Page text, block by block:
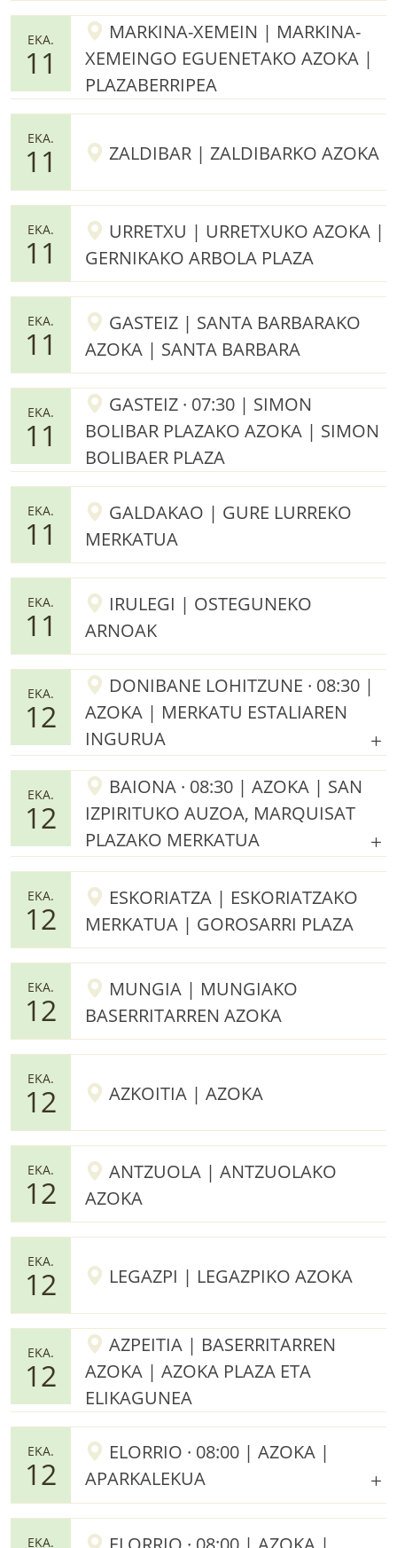
EKA.
11
MARKINA-XEMEIN | MARKINA-
XEMEINGO EGUENETAKO AZOKA |
PLAZABERRIPEA
EKA.
11 ZALDIBAR | ZALDIBARKO AZOKA
EKA.
11
URRETXU | URRETXUKO AZOKA |
GERNIKAKO ARBOLA PLAZA
EKA.
11
GASTEIZ | SANTA BARBARAKO
AZOKA | SANTA BARBARA
EKA.
11
GASTEIZ · 07:30 | SIMON
BOLIBAR PLAZAKO AZOKA | SIMON
BOLIBAER PLAZA
EKA.
11
GALDAKAO | GURE LURREKO
MERKATUA
EKA.
11
IRULEGI | OSTEGUNEKO
ARNOAK
EKA.
12
DONIBANE LOHITZUNE · 08:30 |
AZOKA | MERKATU ESTALIAREN
INGURUA
EKA.
12
BAIONA · 08:30 | AZOKA | SAN
IZPIRITUKO AUZOA, MARQUISAT
PLAZAKO MERKATUA
EKA.
12
ESKORIATZA | ESKORIATZAKO
MERKATUA | GOROSARRI PLAZA
EKA.
12
MUNGIA | MUNGIAKO
BASERRITARREN AZOKA
EKA.
12 AZKOITIA | AZOKA
EKA.
12
ANTZUOLA | ANTZUOLAKO
AZOKA
EKA.
12 LEGAZPI | LEGAZPIKO AZOKA
EKA.
12
AZPEITIA | BASERRITARREN
AZOKA | AZOKA PLAZA ETA
ELIKAGUNEA
EKA.
12
ELORRIO · 08:00 | AZOKA |
APARKALEKUA
EKA.